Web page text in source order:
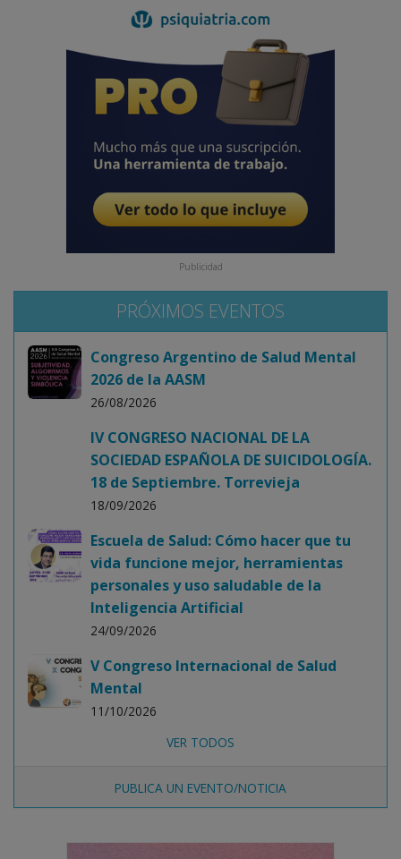
Publicidad
PRÓXIMOS EVENTOS
Congreso Argentino de Salud Mental
2026 de la AASM
26/08/2026
IV CONGRESO NACIONAL DE LA
SOCIEDAD ESPAÑOLA DE SUICIDOLOGÍA.
18 de Septiembre. Torrevieja
18/09/2026
Escuela de Salud: Cómo hacer que tu
vida funcione mejor, herramientas
personales y uso saludable de la
Inteligencia Artificial
24/09/2026
V Congreso Internacional de Salud
Mental
11/10/2026
VER TODOS
PUBLICA UN EVENTO/NOTICIA